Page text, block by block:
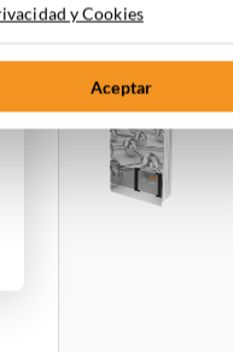
y Cookies
Aceptar